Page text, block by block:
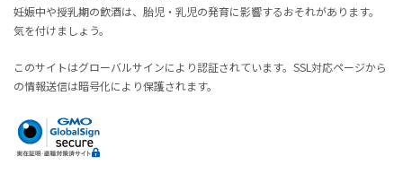
妊娠中や授乳期の飲酒は、胎児・乳児の発育に影響するおそれがあります。
気を付けましょう。
このサイトはグローバルサインにより認証されています。SSL対応ページから
の情報送信は暗号化により保護されます。